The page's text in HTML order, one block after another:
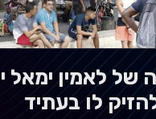
לאמין ימאל
לו בעתיד